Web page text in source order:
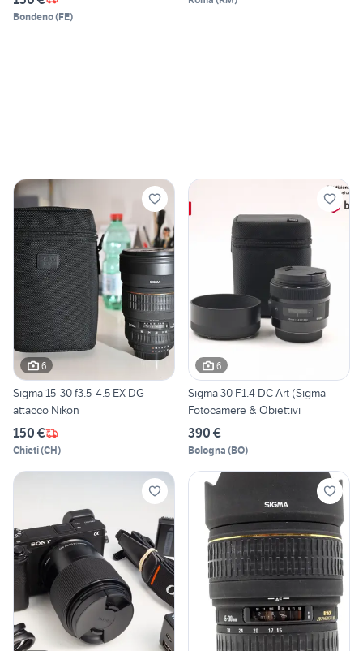
Bondeno(FE)
6
Sigma 15-30 f3.5-4.5 EX DG
attacco Nikon
150 €
Chieti(CH)
6
Sigma 30 F1.4 DC Art (Sigma
Fotocamere & Obiettivi
390 €
Bologna (BO)